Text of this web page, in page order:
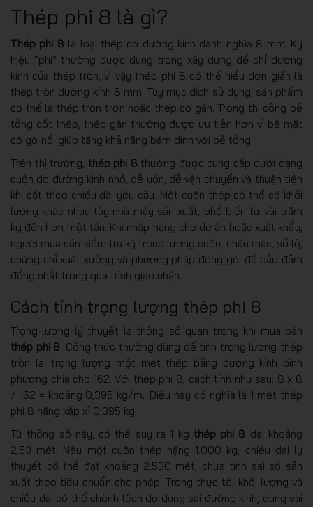
Thép phi 8 là gì?
Thép phi 8 là loại thép có đường kính danh nghĩa 8 mm. Ký
hiệu “phi” thường được dùng trong xây dựng để chỉ đường
kính của thép tròn, vì vậy thép phi 8 có thể hiểu đơn giản là
thép tròn đường kính 8 mm. Tùy mục đích sử dụng, sản phẩm
có thể là thép tròn trơn hoặc thép có gân. Trong thi công bê
tông cốt thép, thép gân thường được ưu tiên hơn vì bề mặt
có gờ nổi giúp tăng khả năng bám dính với bê tông.
Trên thị trường, thép phi 8 thường được cung cấp dưới dạng
cuộn do đường kính nhỏ, dễ uốn, dễ vận chuyển và thuận tiện
khi cắt theo chiều dài yêu cầu. Một cuộn thép có thể có khối
lượng khác nhau tùy nhà máy sản xuất, phổ biến từ vài trăm
kg đến hơn một tấn. Khi nhập hàng cho dự án hoặc xuất khẩu,
người mua cần kiểm tra kỹ trọng lượng cuộn, nhãn mác, số lô,
chứng chỉ xuất xưởng và phương pháp đóng gói để bảo đảm
đồng nhất trong quá trình giao nhận.
Cách tính trọng lượng thép phi 8
Trọng lượng lý thuyết là thông số quan trọng khi mua bán
thép phi 8. Công thức thường dùng để tính trọng lượng thép
tròn là: trọng lượng một mét thép bằng đường kính bình
phương chia cho 162. Với thép phi 8, cách tính như sau: 8 x 8
/ 162 = khoảng 0,395 kg/m. Điều này có nghĩa là 1 mét thép
phi 8 nặng xấp xỉ 0,395 kg.
Từ thông số này, có thể suy ra 1 kg thép phi 8 dài khoảng
2,53 mét. Nếu một cuộn thép nặng 1.000 kg, chiều dài lý
thuyết có thể đạt khoảng 2.530 mét, chưa tính sai số sản
xuất theo tiêu chuẩn cho phép. Trong thực tế, khối lượng và
chiều dài có thể chênh lệch do dung sai đường kính, dung sai